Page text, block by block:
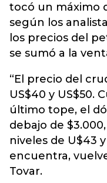
tocó un máximo
según los
los precios del
se sumó a la
“El precio del
US$40 y US$50.
último tope, el
debajo de
niveles de U$43
encuentra,
Tovar.